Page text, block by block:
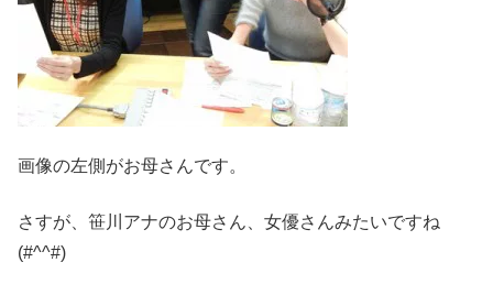
画像の左側がお母さんです。
さすが、笹川アナのお母さん、女優さんみたいですね
(#^^#)